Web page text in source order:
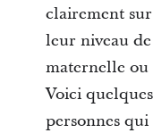
clairement
leur niveau
maternelle
Voici
personnes